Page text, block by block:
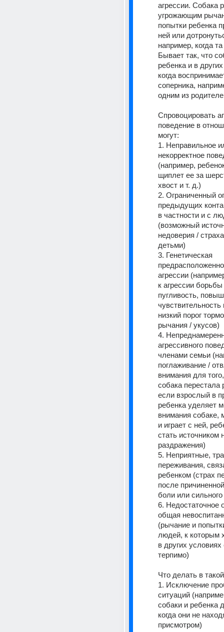
агрессии. Собака
угрожающим
попытки ребенка
ней или
например, когда
Бывает так, что
ребенка и в
когда
соперника,
одним из
Спровоцировать
поведение в
могут:
1. Неправильное
некорректное
(например,
щиплет ее за
хвост и т. д.)
2. Ограниченный
предыдущих
в частности и с
(возможный
недоверия /
детьми)
3. Генетическая
агрессии
к агрессии
пугливость,
низкий порог
рычания / укусов)
4.
агрессивного
членами семьи
поглаживание /
внимания для
собака перестала
если взрослый в
ребенка уделяет
внимания собаке,
и играет с ней,
стать источником
раздражения)
5. Неприятные,
переживания,
ребенком (страх
после
боли или сильного
6. Недостаточное
общая
(рычание и
людей, к которым
в других условиях
терпимо)
Что делать в
1. Исключение
ситуаций
собаки и ребенка
когда они не
присмотром)